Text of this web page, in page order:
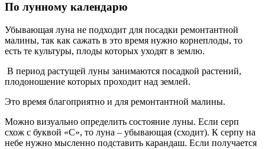
По лунному календарю
Убывающая луна не подходит для посадки ремонтантной
малины, так как сажать в это время нужно корнеплоды, то
есть те культуры, плоды которых уходят в землю.
В период растущей луны занимаются посадкой растений,
плодоношение которых проходит над землей.
Это время благоприятно и для ремонтантной малины.
Можно визуально определить состояние луны. Если серп
схож с буквой «С», то луна – убывающая (сходит). К серпу на
небе нужно мысленно подставить карандаш. Если получается